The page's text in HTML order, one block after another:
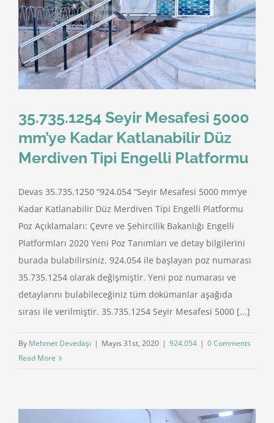
35.735.1254 Seyir Mesafesi 5000
mm’ye Kadar Katlanabilir Düz
Merdiven Tipi Engelli Platformu
Devas 35.735.1250 “924.054 “Seyir Mesafesi 5000 mm’ye
Kadar Katlanabilir Düz Merdiven Tipi Engelli Platformu
Poz Açıklamaları: Çevre ve Şehircilik Bakanlığı Engelli
Platformları 2020 Yeni Poz Tanımları ve detay bilgilerini
burada bulabilirsiniz. 924.054 ile başlayan poz numarası
35.735.1254 olarak değişmiştir. Yeni poz numarası ve
detaylarını bulabileceğiniz tüm dokümanlar aşağıda
sırası ile verilmiştir. 35.735.1254 Seyir Mesafesi 5000 [...]
By Mehmet Devedaşı | Mayıs 31st, 2020 | 924.054 | 0 Comments
Read More